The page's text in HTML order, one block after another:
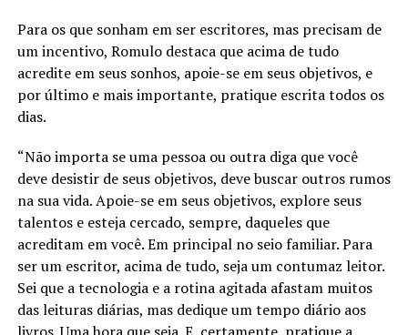
Para os que sonham em ser escritores, mas precisam de
um incentivo, Romulo destaca que acima de tudo
acredite em seus sonhos, apoie-se em seus objetivos, e
por último e mais importante, pratique escrita todos os
dias.
“Não importa se uma pessoa ou outra diga que você
deve desistir de seus objetivos, deve buscar outros rumos
na sua vida. Apoie-se em seus objetivos, explore seus
talentos e esteja cercado, sempre, daqueles que
acreditam em você. Em principal no seio familiar. Para
ser um escritor, acima de tudo, seja um contumaz leitor.
Sei que a tecnologia e a rotina agitada afastam muitos
das leituras diárias, mas dedique um tempo diário aos